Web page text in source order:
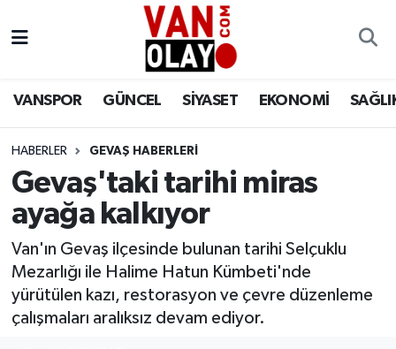
VANSPOR GÜNCEL SİYASET EKONOMİ
HABERLER GEVAŞ HABERLERİ
Gevaş'taki tarihi miras
ayağa kalkıyor
Van'ın Gevaş ilçesinde bulunan tarihi Selçuklu
Mezarlığı ile Halime Hatun Kümbeti'nde
yürütülen kazı, restorasyon ve çevre düzenleme
çalışmaları aralıksız devam ediyor.
Siyaset
Ekonomi
Sağlık
Eğitim
Van Nöbetçi Eczaneler
Van Namaz Vakitleri
Van Trafik Yoğunluk Haritası
Süper Lig Puan Durumu ve Fikstür
Tüm Manşetler